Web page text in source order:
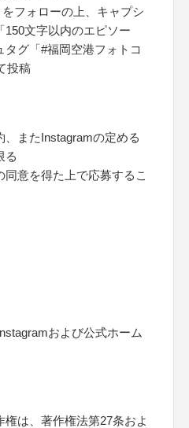
フォローの上、キャプシ
150文字以内のエピソー
タグ「#福岡空港フォトコ
投稿
、またInstagramの定める
る
意を得た上で応募するこ
および公式ホーム
は、著作権法第27条およ